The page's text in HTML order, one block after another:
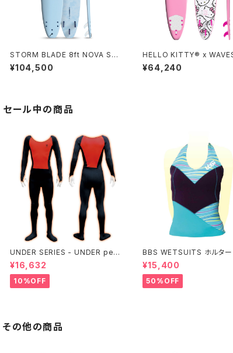
STORM BLADE 8ft NOVA SU
RFBOARD - SKY BLUE
¥104,500
HELLO KITTY® x
M 8ft Surfboard
¥64,240
セール中の商品
UNDER SERIES - UNDER perf
ormance ALL+即暖
¥16,632
10%OFF
BBS WETSUITS ホルター
ベスト 2mm【アウトレット】
¥15,400
50%OFF
その他の商品